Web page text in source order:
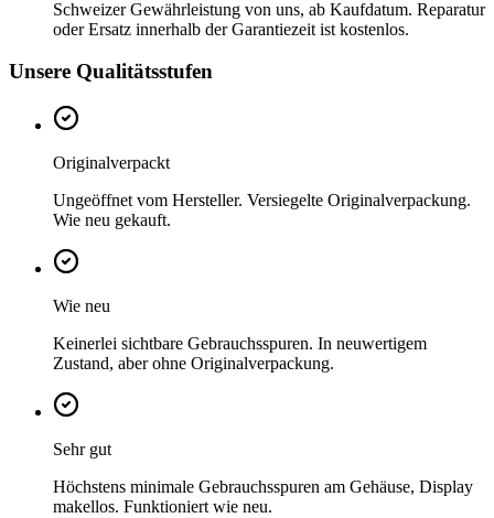
Schweizer Gewährleistung von uns, ab Kaufdatum. Reparatur
oder Ersatz innerhalb der Garantiezeit ist kostenlos.
Unsere Qualitätsstufen
Originalverpackt
Ungeöffnet vom Hersteller. Versiegelte Originalverpackung.
Wie neu gekauft.
Wie neu
Keinerlei sichtbare Gebrauchsspuren. In neuwertigem
Zustand, aber ohne Originalverpackung.
Sehr gut
Höchstens minimale Gebrauchsspuren am Gehäuse, Display
makellos. Funktioniert wie neu.